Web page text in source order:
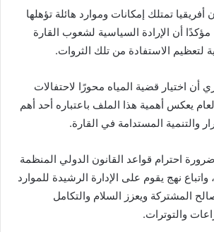
تمتلك إمكانات وموارد هائلة تؤهلها
أن الإرادة السياسية لشعوب القارة
لتعظيم الاستفادة من تلك الثروات.
اختيار قضية المياه محورًا لاحتفالات
يعكس أهمية هذا الملف باعتباره أحد أهم
والتنمية المستدامة في القارة.
احترام قواعد القانون الدولي المنظمة
واتباع نهج يقوم على الإدارة الرشيدة للموارد
المشتركة ويعزز السلام والتكامل
والتوترات.